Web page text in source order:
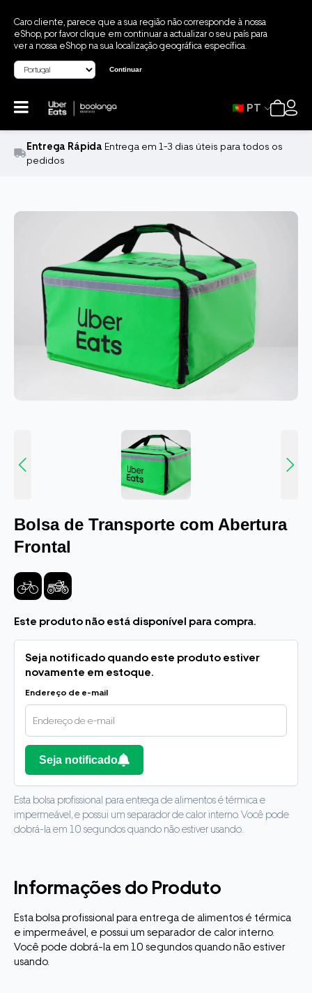
Caro cliente, parece que a sua região não corresponde à nossa
eShop, por favor clique em continuar a actualizar o seu país para
ver a nossa eShop na sua localização geográfica específica.
Continuar
PT
Entrega Rápida Entrega em 1-3 dias úteis para todos os
pedidos
Bolsa de Transporte com Abertura
Frontal
Este produto não está disponível para compra.
Seja notificado quando este produto estiver
novamente em estoque.
Endereço de e-mail
Seja notificado
Esta bolsa profissional para entrega de alimentos é térmica e
impermeável, e possui um separador de calor interno. Você pode
dobrá-la em 10 segundos quando não estiver usando.
Informações do Produto
Esta bolsa profissional para entrega de alimentos é térmica
e impermeável, e possui um separador de calor interno.
Você pode dobrá-la em 10 segundos quando não estiver
usando.